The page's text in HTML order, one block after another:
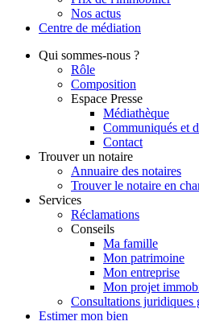
Nos actus
Centre de médiation
Qui sommes-nous ?
Rôle
Composition
Espace Presse
Médiathèque
Communiqués et
Contact
Trouver un notaire
Annuaire des notaires
Trouver le notaire en
Services
Réclamations
Conseils
Ma famille
Mon patrimoine
Mon entreprise
Mon projet
Consultations juridiques
Estimer mon bien